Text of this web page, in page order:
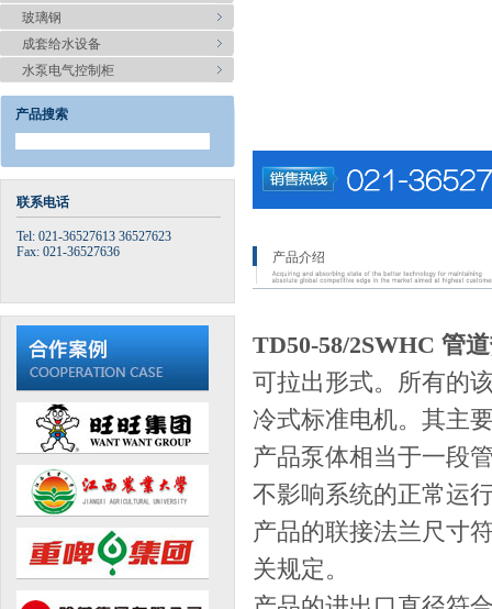
玻璃钢
成套给水设备
水泵电气控制柜
产品搜索
联系电话
Tel: 021-36527613 36527623
Fax: 021-36527636
产品介绍
TD50-58/2SWHC 管
可拉出形式。所有的
冷式标准电机。其主
产品泵体相当于一段
不影响系统的正常运
产品的联接法兰尺寸
关规定。